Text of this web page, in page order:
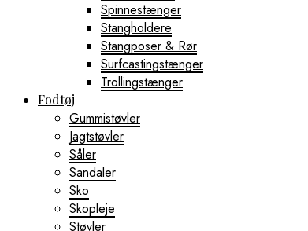
Spinnestænger
Stangholdere
Stangposer & Rør
Surfcastingstænger
Trollingstænger
Fodtøj
Gummistøvler
Jagtstøvler
Såler
Sandaler
Sko
Skopleje
Støvler